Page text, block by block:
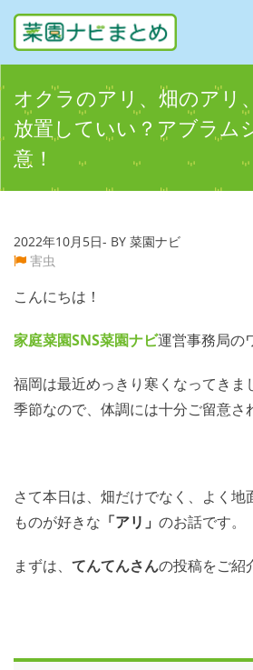
オクラのアリ、畑のアリ
放置していい？アブラム
意！
2022年10月5日- BY 菜園ナビ
害虫
こんにちは！
家庭菜園SNS菜園ナビ運営事務局の
福岡は最近めっきり寒くなってきま
季節なので、体調には十分ご留意さ
さて本日は、畑だけでなく、よく地
ものが好きな 「アリ」 のお話です。
まずは、 てんてんさんの投稿をご紹